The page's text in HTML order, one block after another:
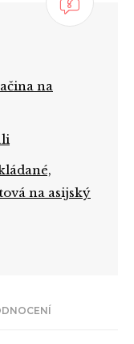
na
na asijský